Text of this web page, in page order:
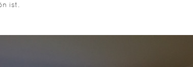
ist.